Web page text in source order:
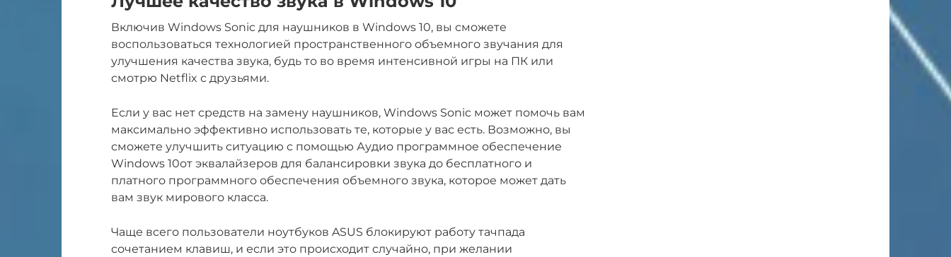
Включив Windows Sonic для наушников в Windows 10, вы сможете
воспользоваться технологией пространственного объемного звучания для
улучшения качества звука, будь то во время интенсивной игры на ПК или
смотрю Netflix с друзьями.
Если у вас нет средств на замену наушников, Windows Sonic может помочь вам
максимально эффективно использовать те, которые у вас есть. Возможно, вы
сможете улучшить ситуацию с помощью Аудио программное обеспечение
Windows 10от эквалайзеров для балансировки звука до бесплатного и
платного программного обеспечения объемного звука, которое может дать
вам звук мирового класса.
Чаще всего пользователи ноутбуков ASUS блокируют работу тачпада
сочетанием клавиш, и если это происходит случайно, при желании